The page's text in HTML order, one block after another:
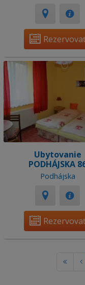
Ubytovanie
PODHÁJSKA
Podhájska